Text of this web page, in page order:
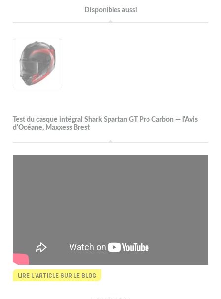
Disponibles aussi
Test du casque intégral Shark Spartan GT Pro Carbon — l'Avis
d'Océane, Maxxess Brest
LIRE L’ARTICLE SUR LE BLOG